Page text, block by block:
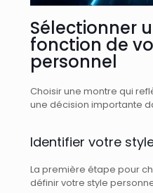
Sélectionner
fonction de
personnel
Choisir une montre qui
une décision importante
Identifier votre
La première étape pour
définir votre style